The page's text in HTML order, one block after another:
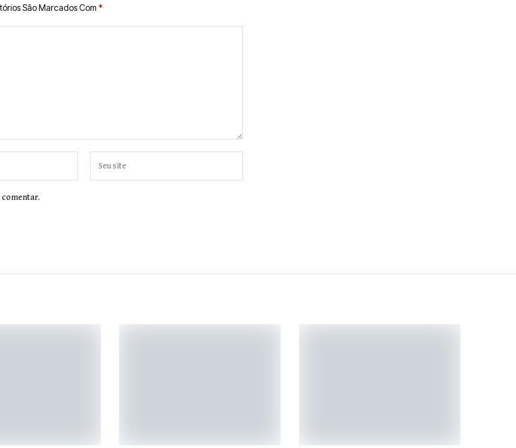
São Marcados Com *
comentar.